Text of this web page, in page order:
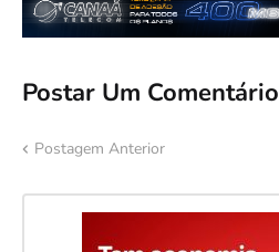
Postar Um Comentário
Postagem Anterior